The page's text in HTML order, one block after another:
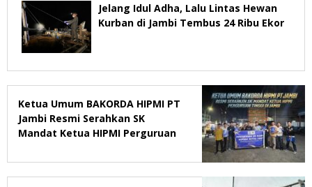
Jelang Idul Adha, Lalu Lintas Hewan
Kurban di Jambi Tembus 24 Ribu Ekor
Ketua Umum BAKORDA HIPMI PT
Jambi Resmi Serahkan SK
Mandat Ketua HIPMI Perguruan